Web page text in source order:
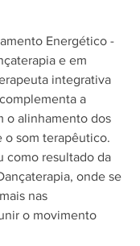
Energético -
e em
integrativa
a
o alinhamento dos
o som terapêutico.
como resultado da
onde se
nas
o movimento